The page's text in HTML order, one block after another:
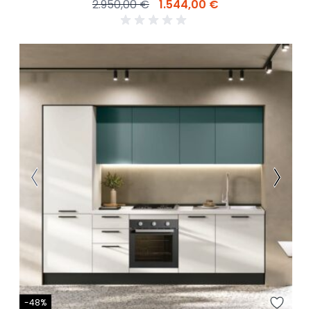
2.950,00 € 1.544,00 €
-48%